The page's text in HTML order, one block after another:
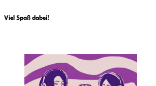
Viel Spaß dabei!